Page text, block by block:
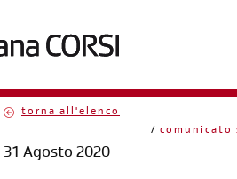
torna all'elenco
briciolecomunicato
31 Agosto 2020